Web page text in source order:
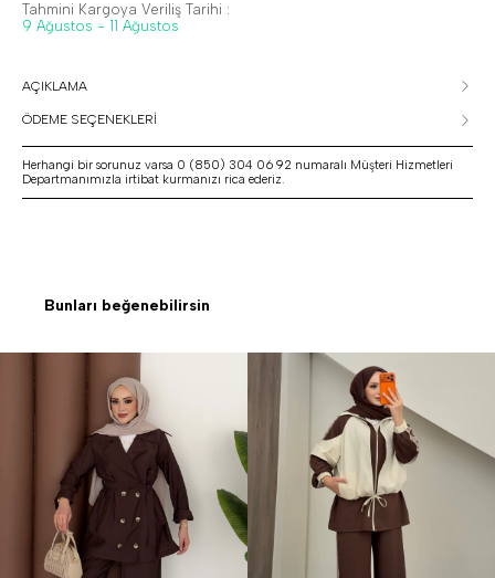
Tahmini Kargoya Veriliş Tarihi :
9 Ağustos - 11 Ağustos
AÇIKLAMA
ÖDEME SEÇENEKLERİ
Herhangi bir sorunuz varsa 0 (850) 304 06 92 numaralı Müşteri Hizmetleri
Departmanımızla irtibat kurmanızı rica ederiz.
Bunları beğenebilirsin